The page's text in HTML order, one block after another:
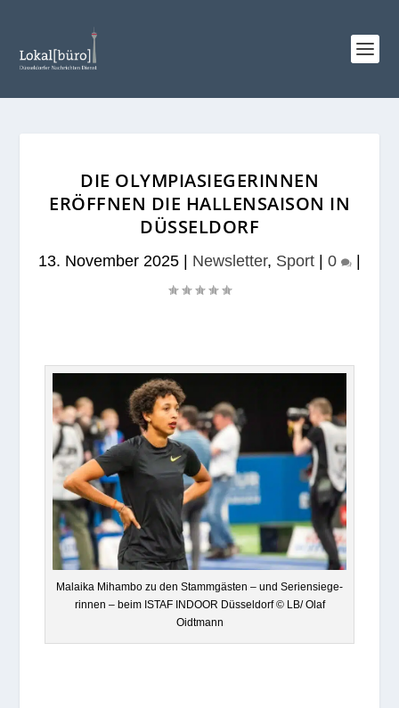
DIE OLYMPIASIEGERINNEN
ERÖFFNEN DIE HALLENSAISON IN
DÜSSELDORF
13. November 2025 Newsletter, Sport 0
Malaika Mihambo zu den Stamm­gäs­ten – und Seri­en­sie­ge­
rin­nen – beim ISTAF INDOOR Düs­sel­dorf © LB/ Olaf
Oidtmann